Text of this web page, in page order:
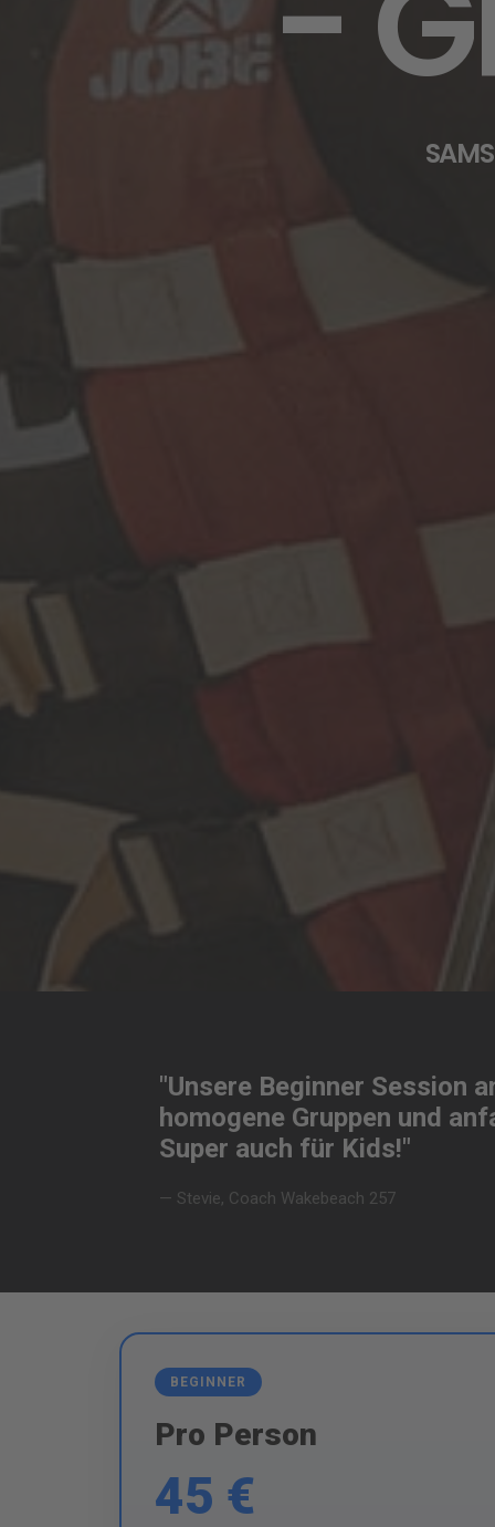
"Unsere Beginner Session
homogene Gruppen und
Super auch für Kids!"
— Stevie, Coach Wakebeach 257
BEGINNER
Pro Person
45 €